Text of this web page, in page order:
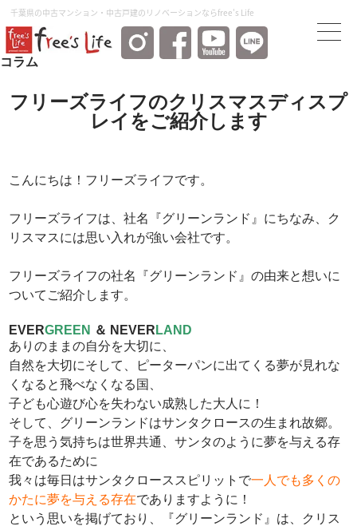
千葉県の中古マンション・中古⼾建のリノベーションならfree's Life
コラム
フリーズライフのクリスマスディスプ
レイをご紹介します
こんにちは！フリーズライフです。
フリーズライフは、社名『グリーンランド』にちなみ、ク
リスマスには思い入れが強い会社です。
フリーズライフの社名『グリーンランド』の由来と想いに
ついてご紹介します。
EVERGREEN ＆ NEVER LAND
ありのままの自分を大切に、
自然を大切にそして、ピーターパンに出てくる夢が見れな
くなると飛べなくなる国、
子ども心遊び心を失わない成熟した大人に！
そして、グリーンランドはサンタクロースの生まれ故郷。
子を思う気持ちは世界共通、サンタのように夢を与える存
在であるために
我々は毎日はサンタクローススピリットで一人でも多くの
かたに夢を与える存在でありますように！
という思いを掲げており、『グリーンランド』は、クリス